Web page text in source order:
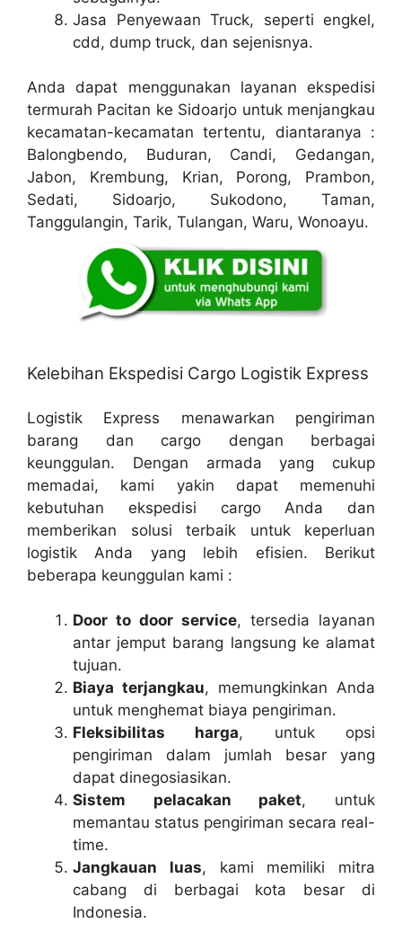
Jasa Penyewaan Truck, seperti engkel,
cdd, dump truck, dan sejenisnya.
Anda dapat menggunakan layanan ekspedisi
termurah Pacitan ke Sidoarjo untuk menjangkau
kecamatan-kecamatan tertentu, diantaranya :
Balongbendo, Buduran, Candi, Gedangan,
Jabon, Krembung, Krian, Porong, Prambon,
Sedati, Sidoarjo, Sukodono, Taman,
Tanggulangin, Tarik, Tulangan, Waru, Wonoayu.
Kelebihan Ekspedisi Cargo Logistik Express
Logistik Express menawarkan pengiriman
barang dan cargo dengan berbagai
keunggulan. Dengan armada yang cukup
memadai, kami yakin dapat memenuhi
kebutuhan ekspedisi cargo Anda dan
memberikan solusi terbaik untuk keperluan
logistik Anda yang lebih efisien. Berikut
beberapa keunggulan kami :
Door to door service, tersedia layanan
antar jemput barang langsung ke alamat
tujuan.
Biaya terjangkau, memungkinkan Anda
untuk menghemat biaya pengiriman.
Fleksibilitas harga, untuk opsi
pengiriman dalam jumlah besar yang
dapat dinegosiasikan.
Sistem pelacakan paket, untuk
memantau status pengiriman secara real-
time.
Jangkauan luas, kami memiliki mitra
cabang di berbagai kota besar di
Indonesia.